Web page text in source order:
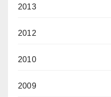
2013
2012
2010
2009